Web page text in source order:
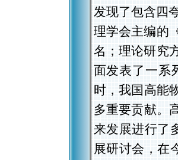
发现了包含四
理学会主编的
名；理论研究
面发表了一系
时，我国高能
多重要贡献。
来发展进行了
展研讨会，在